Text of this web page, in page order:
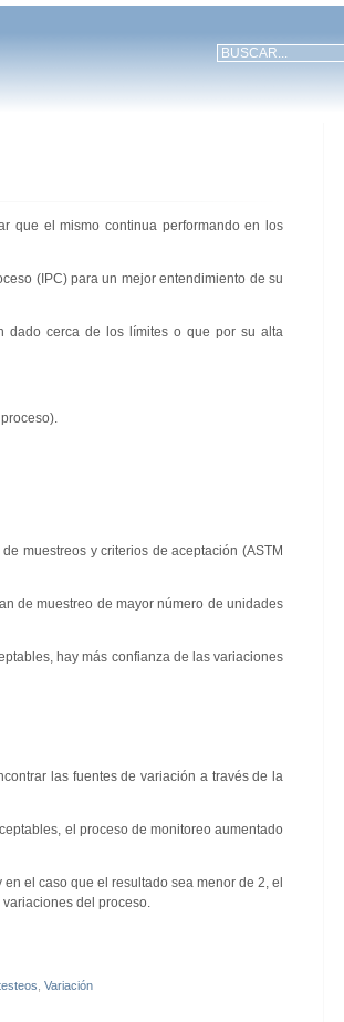
que el mismo continua performando en los
(IPC) para un mejor entendimiento de su
dado cerca de los límites o que por su alta
muestreos y criterios de aceptación (ASTM
de muestreo de mayor número de unidades
hay más confianza de las variaciones
las fuentes de variación a través de la
el proceso de monitoreo aumentado
el caso que el resultado sea menor de 2, el
del proceso.
Variación